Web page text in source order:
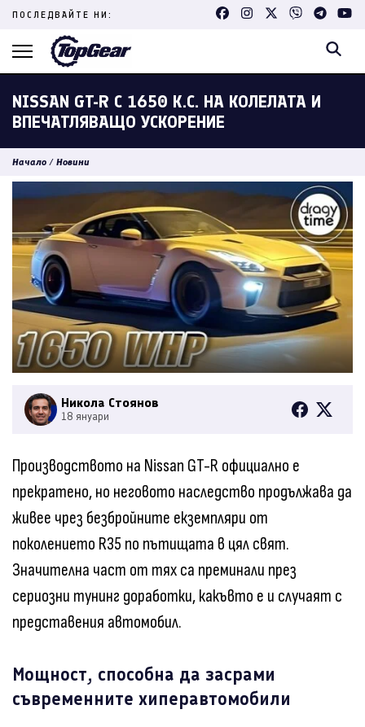
Skip
content
ПОСЛЕДВАЙТЕ НИ:
NISSAN GT-R С 1650 К.С. НА КОЛЕЛАТА И
ВПЕЧАТЛЯВАЩО УСКОРЕНИЕ
Начало / Новини
Никола Стоянов
18 януари
Производството на Nissan GT-R официално е
прекратено, но неговото наследство продължава да
живее чрез безбройните екземпляри от
поколението R35 по пътищата в цял свят.
Значителна част от тях са преминали през
сериозни тунинг доработки, какъвто е и случаят с
представения автомобил.
Мощност, способна да засрами
съвременните хиперавтомобили